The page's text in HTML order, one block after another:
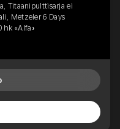
Titaanipulttisarja ei
Metzeler 6 Days
hk «Alfa»